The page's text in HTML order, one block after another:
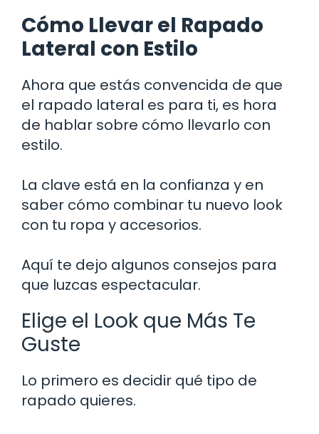
Cómo Llevar el Rapado
Lateral con Estilo
Ahora que estás convencida de que
el rapado lateral es para ti, es hora
de hablar sobre cómo llevarlo con
estilo.
La clave está en la confianza y en
saber cómo combinar tu nuevo look
con tu ropa y accesorios.
Aquí te dejo algunos consejos para
que luzcas espectacular.
Elige el Look que Más Te
Guste
Lo primero es decidir qué tipo de
rapado quieres.